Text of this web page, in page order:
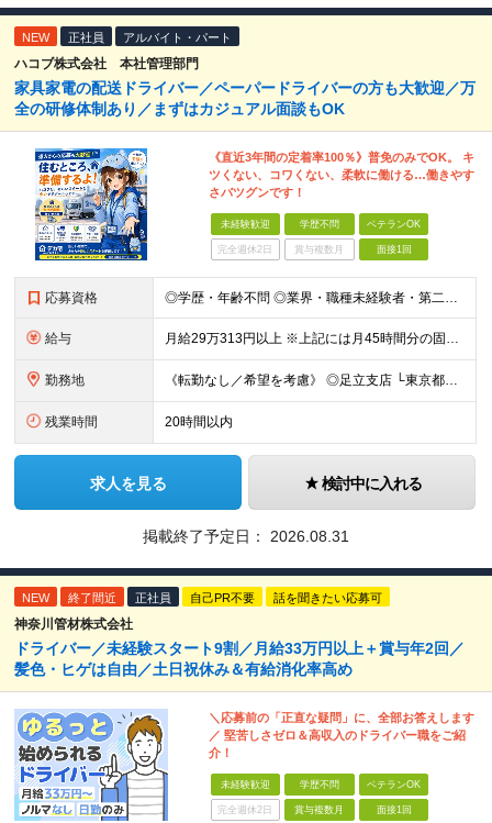
NEW 正社員 アルバイト・パート
ハコブ株式会社 本社管理部門
家具家電の配送ドライバー／ペーパードライバーの方も大歓迎／万
全の研修体制あり／まずはカジュアル面談もOK
《直近3年間の定着率100％》普免のみでOK。 キ
ツくない、コワくない、柔軟に働ける…働きやす
さバツグンです！
未経験歓迎 学歴不問 ベテランOK
完全週休2日 賞与複数月 面接1回
応募資格 ◎学歴・年齢不問 ◎業界・職種未経験者・第二新卒者・社会人デビュー歓迎 ◎普通自動車免許（AT限定可）をお持ちの方 ※「免許を取ってから何年も運転していない」という方もOKです！
給与 月給29万313円以上 ※上記には月45時間分の固定残業代（7万313円～）を含む／超過分は別途支給 ※経験・能力を考慮の上で決定いたします。 ※試⽤期間3ヶ⽉／待遇変更なし
勤務地 《転勤なし／希望を考慮》 ◎足立支店 └東京都足立区西竹ノ塚1-13-9-2F ◎荒川支店 └東京都荒川区荒川8-18-8 ◎横浜支店 └神奈川県横浜市港北区新羽町1795-1 パレスイン中村302
残業時間 20時間以内
求人を見る 検討中に入れる
掲載終了予定日： 2026.08.31
NEW 終了間近 正社員 自己PR不要 話を聞きたい応募可
神奈川管材株式会社
ドライバー／未経験スタート9割／月給33万円以上＋賞与年2回／
髪色・ヒゲは自由／土日祝休み＆有給消化率高め
＼応募前の「正直な疑問」に、全部お答えします
／ 堅苦しさゼロ＆高収入のドライバー職をご紹
介！
未経験歓迎 学歴不問 ベテランOK
完全週休2日 賞与複数月 面接1回